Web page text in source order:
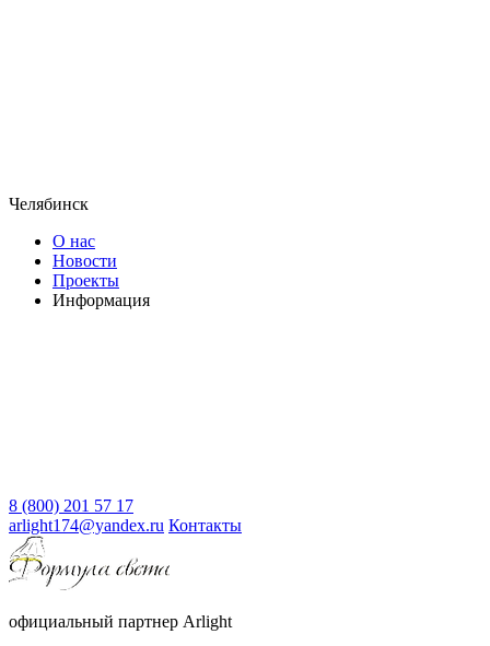
Челябинск
О нас
Новости
Проекты
Информация
8 (800) 201 57 17
arlight174@yandex.ru Контакты
официальный партнер Arlight